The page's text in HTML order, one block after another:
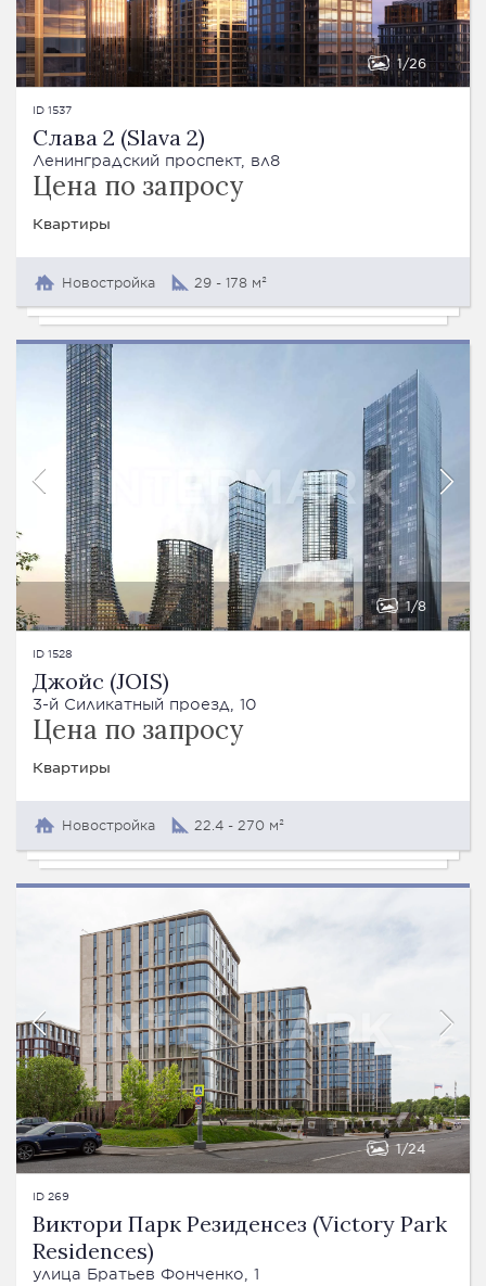
1 26
ID 1537
Слава 2 (Slava 2)
Ленинградский проспект, вл8
Цена по запросу
Квартиры
Новостройка 29 - 178 м²
1 8
ID 1528
Джойс (JOIS)
3-й Силикатный проезд, 10
Цена по запросу
Квартиры
Новостройка 22.4 - 270 м²
1 24
ID 269
Виктори Парк Резиденсез (Victory Park
Residences)
улица Братьев Фонченко, 1